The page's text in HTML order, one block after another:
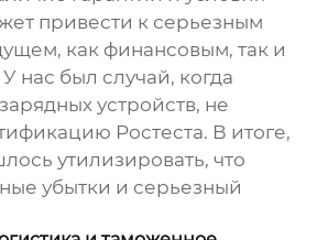
привести к серьезным
как финансовым, так и
нас был случай, когда
устройств, не
Ростеста. В итоге,
утилизировать, что
убытки и серьезный